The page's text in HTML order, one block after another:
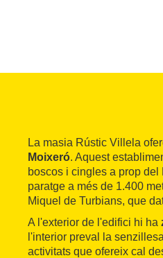
La masia Rústic Villela
Moixeró. Aquest
boscos i cingles a prop
paratge a més de 1.400
Miquel de Turbians, que
A l'exterior de l'edifici hi ha
l'interior preval la
activitats que ofereix cal